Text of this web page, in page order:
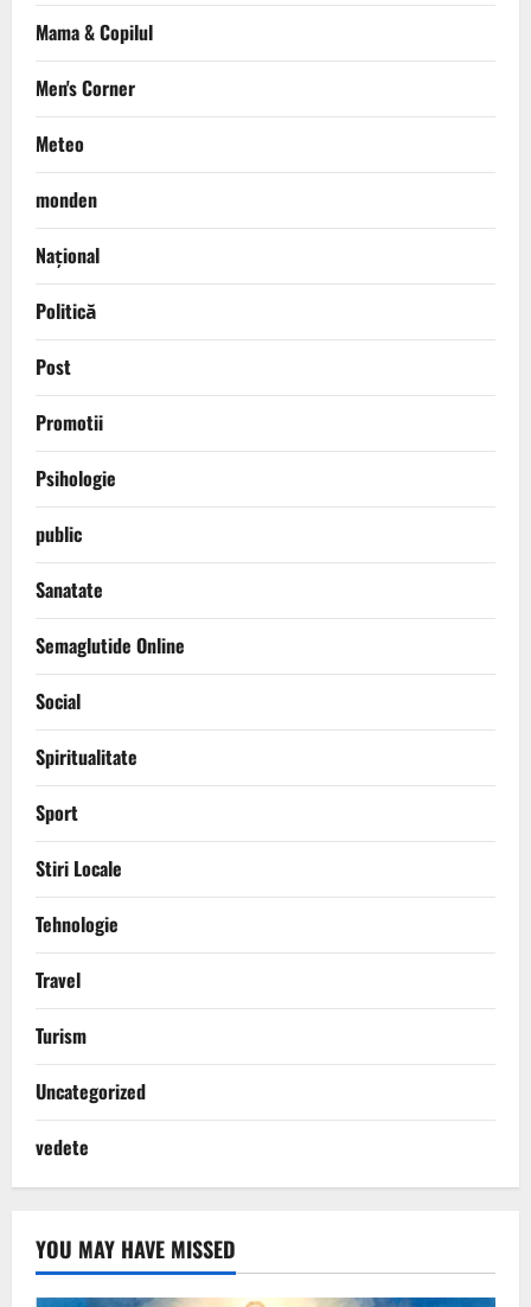
Mama & Copilul
Men's Corner
Meteo
monden
Național
Politică
Post
Promotii
Psihologie
public
Sanatate
Semaglutide Online
Social
Spiritualitate
Sport
Stiri Locale
Tehnologie
Travel
Turism
Uncategorized
vedete
YOU MAY HAVE MISSED